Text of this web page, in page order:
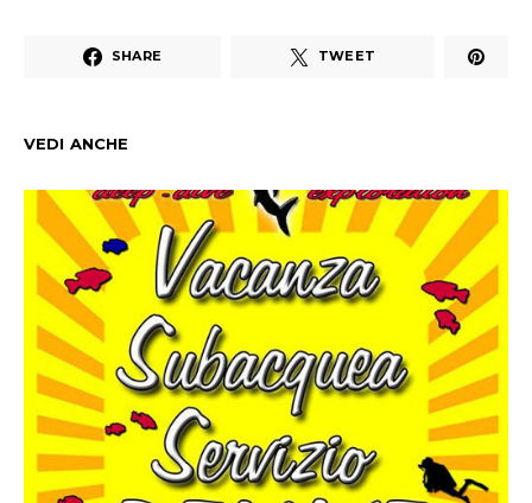
SHARE TWEET
VEDI ANCHE